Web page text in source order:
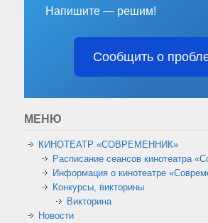
Напишите — решим!
Сообщить о
МЕНЮ
КИНОТЕАТР «СОВРЕМЕННИК»
Расписание сеансов кинотеатра
Информация о кинотеатре
Конкурсы, викторины
Викторина
Новости